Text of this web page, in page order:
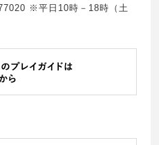
※平日10時－18時（土